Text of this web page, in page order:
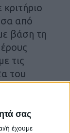
σας
ή έχουμε
από
βάση τη
τις
του
έργου